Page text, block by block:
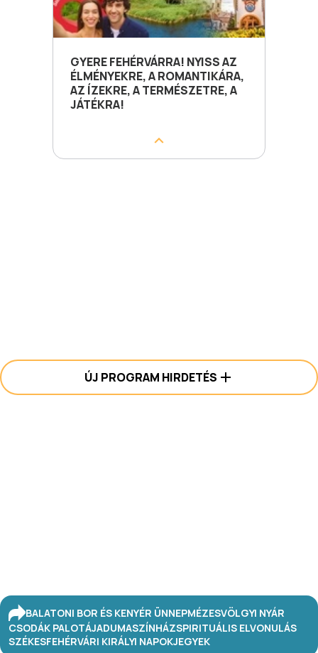
GYERE FEHÉRVÁRRA! NYISS AZ
ÉLMÉNYEKRE, A ROMANTIKÁRA,
AZ ÍZEKRE, A TERMÉSZETRE, A
JÁTÉKRA!
ÚJ PROGRAM HIRDETÉS
BALATONI BOR ÉS KENYÉR ÜNNEPMÉZESVÖLGYI NYÁR
CSODÁK PALOTÁJADUMASZÍNHÁZSPIRITUÁLIS ELVONULÁS
SZÉKESFEHÉRVÁRI KIRÁLYI NAPOKJEGYEK